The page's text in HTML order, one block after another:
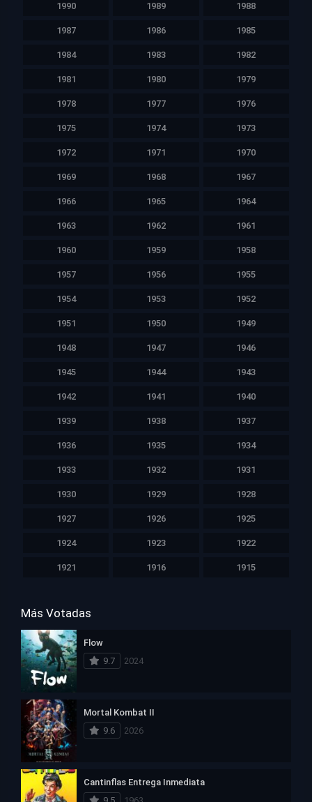
1990 1989 1988
1987 1986 1985
1984 1983 1982
1981 1980 1979
1978 1977 1976
1975 1974 1973
1972 1971 1970
1969 1968 1967
1966 1965 1964
1963 1962 1961
1960 1959 1958
1957 1956 1955
1954 1953 1952
1951 1950 1949
1948 1947 1946
1945 1944 1943
1942 1941 1940
1939 1938 1937
1936 1935 1934
1933 1932 1931
1930 1929 1928
1927 1926 1925
1924 1923 1922
1921 1916 1915
Más Votadas
Flow
9.7
2024
Mortal Kombat II
9.6
2026
Cantinflas Entrega Inmediata